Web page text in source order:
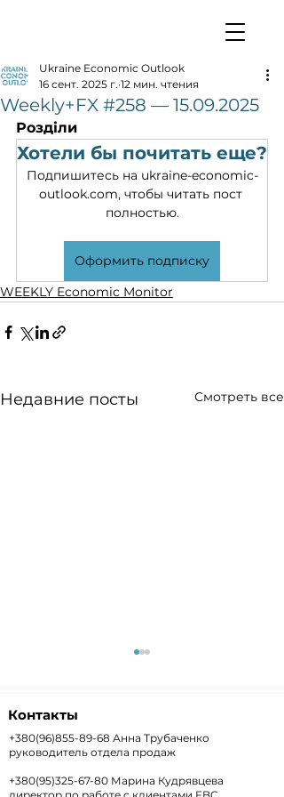
Weekly+FX #258 — 15.09.2025
Ukraine Economic Outlook
16 сент. 2025 г. 12 мин. чтения
Розділи
Хотели бы почитать еще?
Подпишитесь на ukraine-economic-
outlook.com, чтобы читать пост
полностью.
Оформить подписку
WEEKLY Economic Monitor
Недавние посты Смотреть все
Контакты
+380(96)855-89-68 Анна Трубаченко
руководитель отдела продаж
+380(95)325-67-80 Марина Кудрявцева